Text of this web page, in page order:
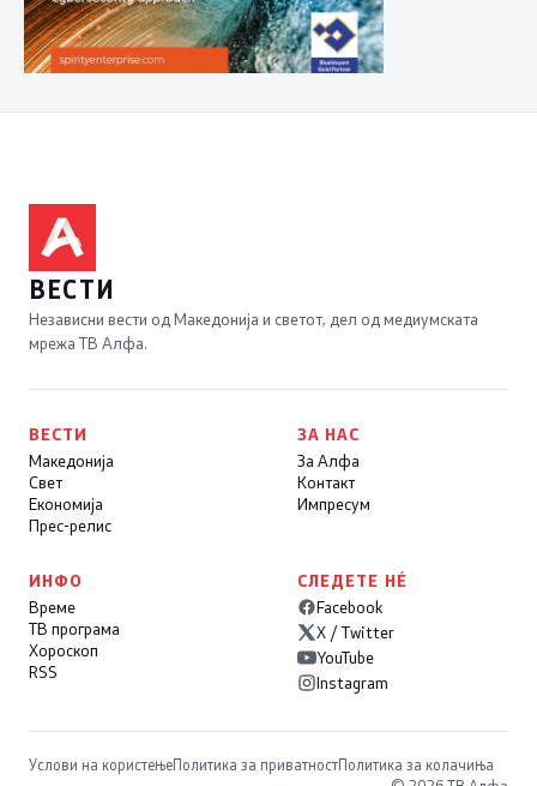
ВЕСТИ
Независни вести од Македонија и светот, дел од медиумската
мрежа ТВ Алфа.
ВЕСТИ
Македонија
Свет
Економија
Прес-релис
ЗА НАС
За Алфа
Контакт
Импресум
ИНФО
Време
ТВ програма
Хороскоп
RSS
СЛЕДЕТЕ НÉ
Facebook
X / Twitter
YouTube
Instagram
Услови на користењеПолитика за приватностПолитика за колачиња